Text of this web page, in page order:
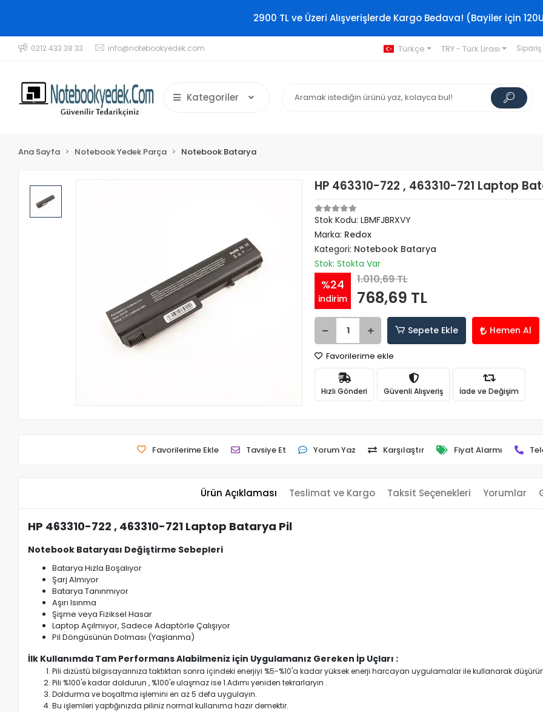
2900 TL ve Üzeri Alışverişlerde Kargo Bedava! (Bayiler için
0212 433 38 33 info@notebookyedek.com Türkçe TRY - Türk Lirası
Kategoriler
Ana Sayfa Notebook Yedek Parça Notebook Batarya
HP 463310-722 , 463310-721 Laptop
Stok Kodu: LBMFJBRXVY
Marka: Redox
Kategori: Notebook Batarya
Stok: Stokta Var
%24
indirim
1.010,69 TL
768,69 TL
Sepete Ekle Hemen Al
Favorilerime ekle
Hızlı Gönderi Güvenli Alışveriş İade ve Değişim
Favorilerime Ekle Tavsiye Et Yorum Yaz Karşılaştır Fiyat Alarmı
Ürün Açıklaması Teslimat ve Kargo Taksit Seçenekleri Yorumlar
HP 463310-722 , 463310-721 Laptop Batarya Pil
Notebook Bataryası Değiştirme Sebepleri
Batarya Hızla Boşalıyor
Şarj Almıyor
Batarya Tanınmıyor
Aşırı Isınma
Şişme veya Fiziksel Hasar
Laptop Açılmıyor, Sadece Adaptörle Çalışıyor
Pil Döngüsünün Dolması (Yaşlanma)
İlk Kullanımda Tam Performans Alabilmeniz için Uygulamanız Gereken İp Uçları :
Pili dizüstü bilgisayarınıza taktıktan sonra içindeki enerjiyi %5-%10'a kadar yüksek enerji harcayan uygulamalar ile kullanarak
Pili %100'e kadar doldurun , %100'e ulaşmaz ise 1.Adımı yeniden tekrarlaryın .
Doldurma ve boşaltma işlemini en az 5 defa uygulayın.
Bu işlemleri yaptığınızda piliniz normal kullanıma hazır demektir.